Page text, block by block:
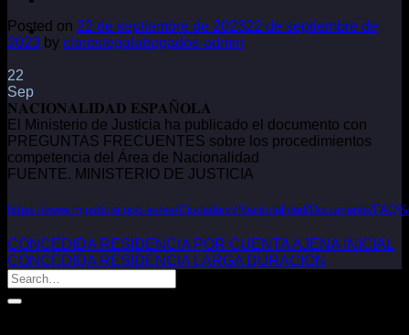
Posted on 22 de septiembre de 202322 de septiembre de
2023 by claroslegalabogados-admin
22
Sep
𝐍𝐀𝐂𝐈𝐎𝐍𝐀𝐋𝐈𝐃𝐀𝐃 𝐄𝐒𝐏𝐀Ñ𝐎𝐋𝐀
El Ministerio de Justicia ha publicado el documento con
PREGUNTAS FRECUENTES sobre los procedimientos
competencia del Área de Nacionalidad
FUENTE. MINISTERIO DE JUSTICIA
https://www.mjusticia.gob.es/es/Ciudadano/Nacionalidad/Documents/
CONCEDIDA RESIDENCIA POR CUENTA AJENA INICIAL
CONCEDIDA RESIDENCIA LARGA DURACION